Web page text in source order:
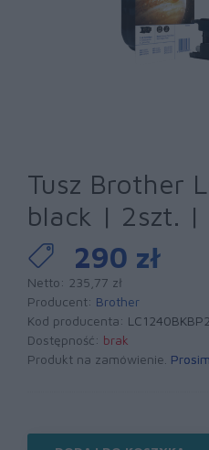
Tusz Brother
black | 2szt. |
290 zł
Netto: 235,77 zł
Producent: Brother
Kod producenta: LC1240BKBP2
Dostępność: brak
Produkt na zamówienie.